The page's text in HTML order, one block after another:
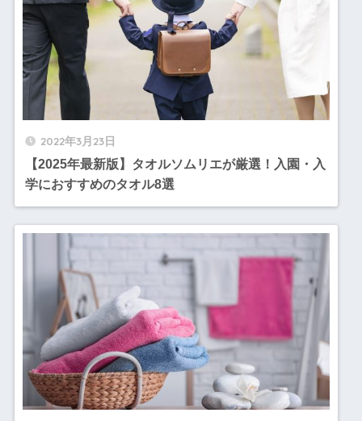
2022年3月23日
【2025年最新版】タオルソムリエが厳選！入園・入
学におすすめのタオル8選